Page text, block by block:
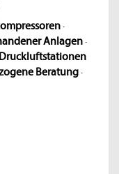
·
Anlagen·
Beratung·